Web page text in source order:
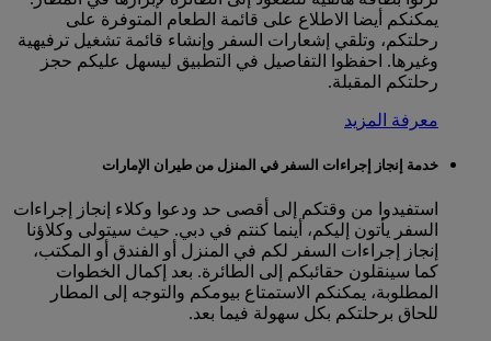
يمكنكم أيضا الاطلاع على قائمة الطعام المتوفرة على
رحلتكم، وتلقي إشعارات السفر وإنشاء قائمة تشغيل ترفيهية
وغيرها. احفظوا التفاصيل في التطبيق ليسهل عليكم حجز
رحلتكم المقبلة.
معرفة المزيد
خدمة إنجاز إجراءات السفر في المنزل من طيران الإمارات
استفيدوا من وقتكم إلى أقصى حد ودعوا وكلاء إنجاز إجراءات
السفر يأتون إليكم، أينما كنتم في دبي. حيث سيتولى وكلاؤنا
إنجاز إجراءات السفر لكم في المنزل أو الفندق أو المكتب،
كما سينقلون حقائبكم إلى الطائرة. بعد إكمال الخطوات
المطلوبة، يمكنكم الاستمتاع بيومكم والتوجه إلى المطار
للحاق برحلتكم بكل سهولة فيما بعد.